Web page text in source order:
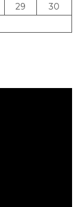
29
30